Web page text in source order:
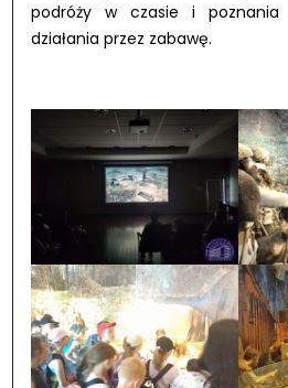
podróży w czasie i poznania
działania przez zabawę.